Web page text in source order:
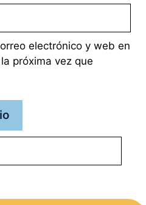
electrónico y web en
próxima vez que